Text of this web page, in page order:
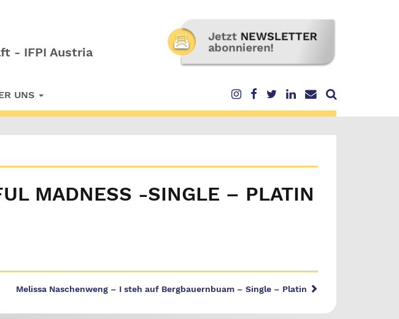
- IFPI Austria
UNS
MADNESS -SINGLE – PLATIN
Melissa Naschenweng – I steh auf Bergbauernbuam – Single – Platin